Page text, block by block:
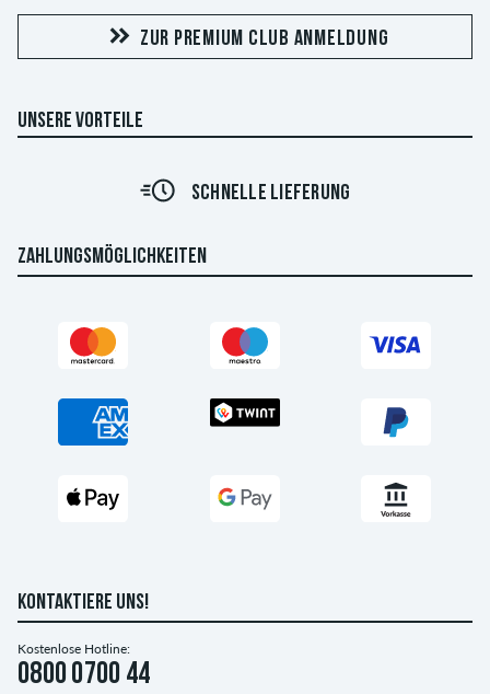
ZUR PREMIUM CLUB ANMELDUNG
UNSERE VORTEILE
SCHNELLE LIEFERUNG
ZAHLUNGSMÖGLICHKEITEN
KONTAKTIERE UNS!
Kostenlose Hotline:
0800 0700 44